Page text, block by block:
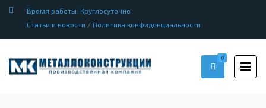
Время работы: Круглосуточно
Статьи и новости / Политика конфиденциальности
0